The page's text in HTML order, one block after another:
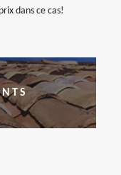
dans ce cas!